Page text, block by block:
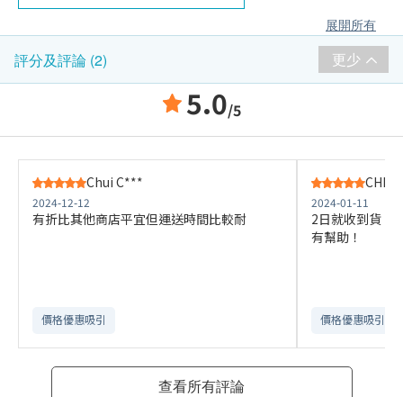
展開所有
評分及評論 (2) 更少
5.0/5
Chui C***
2024-12-12
有折比其他商店平宜但運送時間比較耐
價格優惠吸引
2024-01-11
2日就收到貨，
有幫助！
價格優惠吸引
查看所有評論